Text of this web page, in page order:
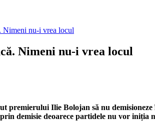
Nimeni nu-i vrea locul
Nimeni nu-i vrea locul
premierului Ilie Bolojan să nu
demisie deoarece partidele nu vor iniția